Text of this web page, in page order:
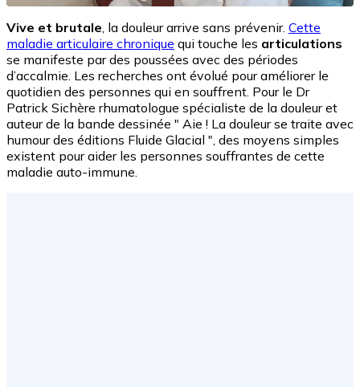
Vive et brutale, la douleur arrive sans prévenir. Cette
maladie articulaire chronique qui touche les articulations
se manifeste par des poussées avec des périodes
d’accalmie. Les recherches ont évolué pour améliorer le
quotidien des personnes qui en souffrent. Pour le Dr
Patrick Sichère rhumatologue spécialiste de la douleur et
auteur de la bande dessinée " Aie ! La douleur se traite avec
humour des éditions Fluide Glacial ", des moyens simples
existent pour aider les personnes souffrantes de cette
maladie auto-immune.